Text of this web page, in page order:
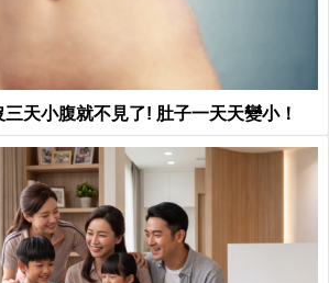
天小腹就不見了! 肚子一天天變小！